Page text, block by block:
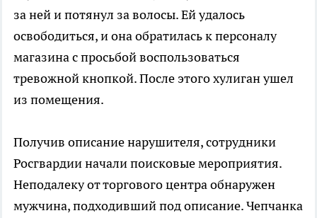
за ней и потянул за волосы. Ей удалось
освободиться, и она обратилась к персоналу
магазина с просьбой воспользоваться
тревожной кнопкой. После этого хулиган ушел
из помещения.
Получив описание нарушителя, сотрудники
Росгвардии начали поисковые мероприятия.
Неподалеку от торгового центра обнаружен
мужчина, подходивший под описание. Чепчанка